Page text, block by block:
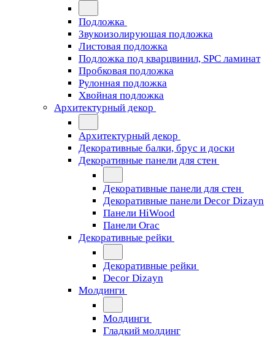
Подложка
Звукоизолирующая подложка
Листовая подложка
Подложка под кварцвинил, SPC ламинат
Пробковая подложка
Рулонная подложка
Хвойная подложка
Архитектурный декор
Архитектурный декор
Декоративные балки, брус и доски
Декоративные панели для стен
Декоративные панели для стен
Декоративные панели Decor Dizayn
Панели HiWood
Панели Orac
Декоративные рейки
Декоративные рейки
Decor Dizayn
Молдинги
Молдинги
Гладкий молдинг